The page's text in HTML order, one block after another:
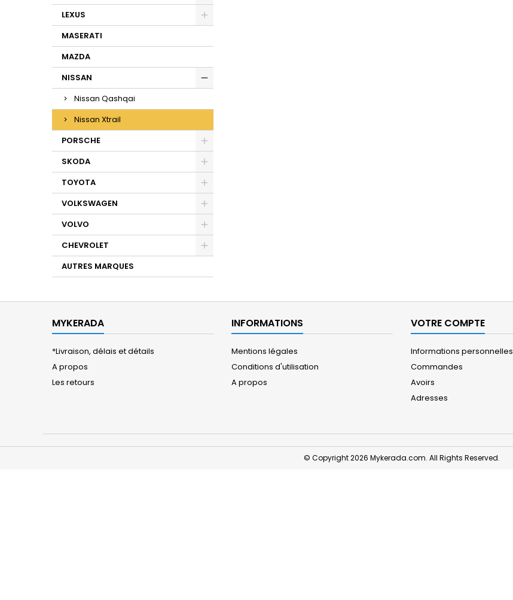
LEXUS
MASERATI
MAZDA
NISSAN
Nissan Qashqai
Nissan Xtrail
PORSCHE
SKODA
TOYOTA
VOLKSWAGEN
VOLVO
CHEVROLET
AUTRES MARQUES
MYKERADA
*Livraison, délais et détails
A propos
Les retours
INFORMATIONS
Mentions légales
Conditions d'utilisation
A propos
VOTRE COMPTE
Informations personnelles
Commandes
Avoirs
Adresses
© Copyright 2026 Mykerada.com. All Rights Reserved.